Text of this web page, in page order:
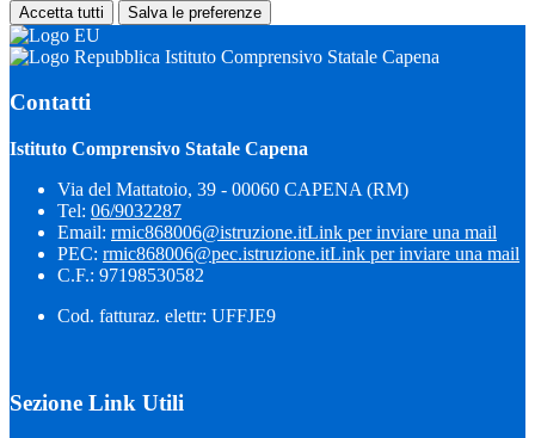
Accetta tutti Salva le preferenze
Istituto Comprensivo Statale Capena
Contatti
Istituto Comprensivo Statale Capena
Via del Mattatoio, 39 - 00060 CAPENA (RM)
Tel: 06/9032287
Email: rmic868006@istruzione.itLink per inviare una mail
PEC: rmic868006@pec.istruzione.itLink per inviare una mail
C.F.: 97198530582
Cod. fatturaz. elettr: UFFJE9
Sezione Link Utili